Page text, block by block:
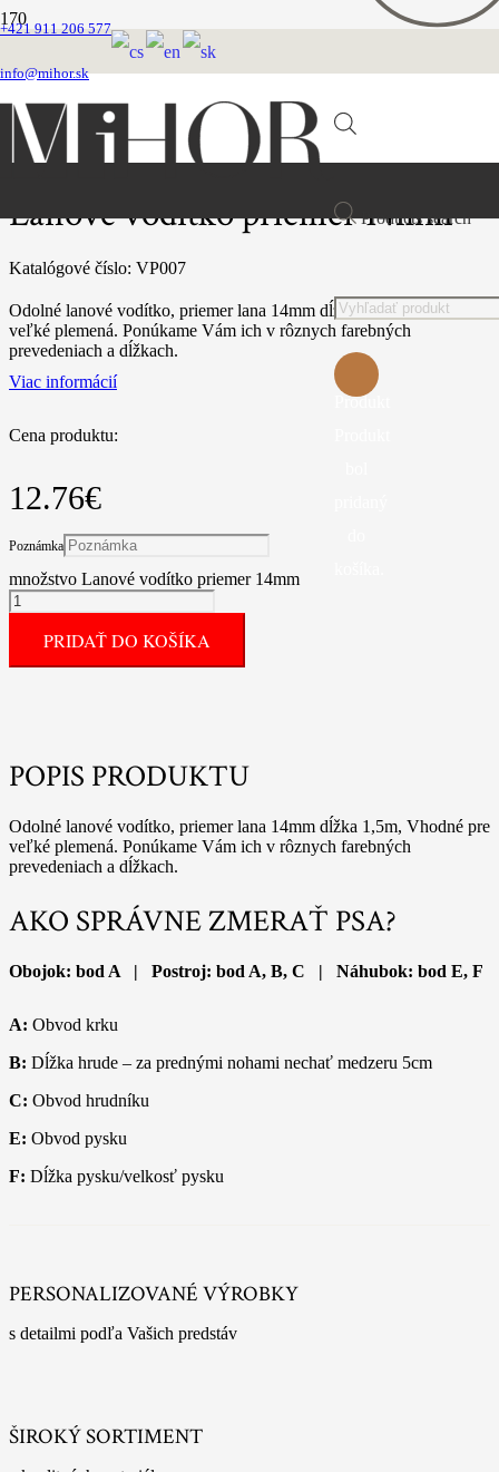
+421 911 206 577
info@mihor.sk
Products search
Produkt
Domovská stránka
VÔDZKY
Lanové vodítko priemer 14mm
Katalógové číslo: VP007
Odolné lanové vodítko, priemer lana 14mm dĺžka 1,5m, Vhodné pre
veľké plemená. Ponúkame Vám ich v rôznych farebných
prevedeniach a dĺžkach.
Viac informácií
Cena produktu:
12.76€
Poznámka
množstvo Lanové vodítko priemer 14mm
PRIDAŤ DO KOŠÍKA
POPIS PRODUKTU
Odolné lanové vodítko, priemer lana 14mm dĺžka 1,5m, Vhodné pre
veľké plemená. Ponúkame Vám ich v rôznych farebných
prevedeniach a dĺžkach.
AKO SPRÁVNE ZMERAŤ PSA?
Obojok: bod A | Postroj: bod A, B, C | Náhubok: bod E, F
A: Obvod krku
B: Dĺžka hrude – za prednými nohami nechať medzeru 5cm
C: Obvod hrudníku
E: Obvod pysku
F: Dĺžka pysku/velkosť pysku
PERSONALIZOVANÉ VÝROBKY
s detailmi podľa Vašich predstáv
ŠIROKÝ SORTIMENT